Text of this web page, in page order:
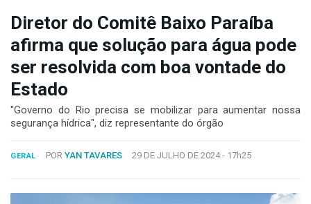
J3NEWS
COLUNAS
FALE
CONOSCO
Copyright
2024
Diretor do Comitê Baixo Paraíba
afirma que solução para água pode
ser resolvida com boa vontade do
Estado
"Governo do Rio precisa se mobilizar para aumentar nossa
segurança hídrica", diz representante do órgão
GERAL POR YAN TAVARES 29 DE JULHO DE 2024 - 17h25